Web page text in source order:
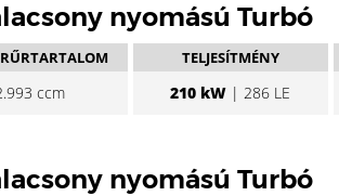
nyomású Turbó
ccm
TELJESÍTMÉNY
210 kW | 286 LE
nyomású Turbó